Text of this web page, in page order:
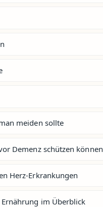
meiden sollte
Demenz schützen können
Herz-Erkrankungen
im Überblick